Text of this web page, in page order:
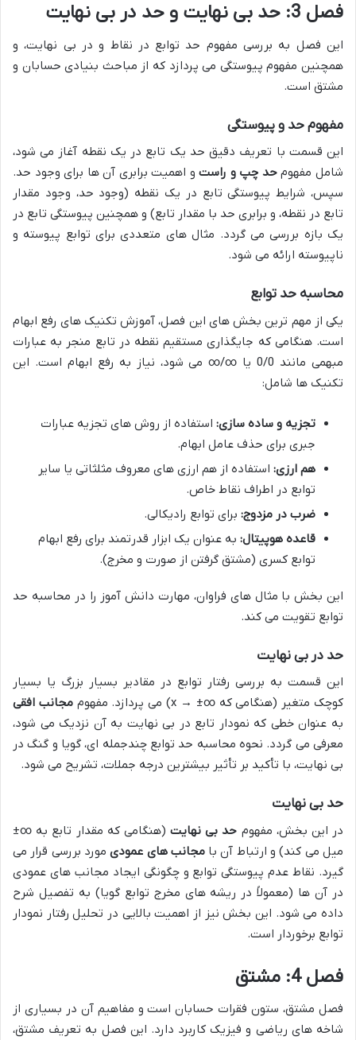
فصل 3: حد بی نهایت و حد در بی نهایت
این فصل به بررسی مفهوم حد توابع در نقاط و در بی نهایت، و
همچنین مفهوم پیوستگی می پردازد که از مباحث بنیادی حسابان و
مشتق است.
مفهوم حد و پیوستگی
این قسمت با تعریف دقیق حد یک تابع در یک نقطه آغاز می شود،
شامل مفهومحد چپ و راستو اهمیت برابری آن ها برای وجود حد.
سپس، شرایط پیوستگی تابع در یک نقطه (وجود حد، وجود مقدار
تابع در نقطه، و برابری حد با مقدار تابع) و همچنین پیوستگی تابع در
یک بازه بررسی می گردد. مثال های متعددی برای توابع پیوسته و
ناپیوسته ارائه می شود.
محاسبه حد توابع
یکی از مهم ترین بخش های این فصل، آموزش تکنیک های رفع ابهام
است. هنگامی که جایگذاری مستقیم نقطه در تابع منجر به عبارات
مبهمی مانند 0/0یا ∞/∞می شود، نیاز به رفع ابهام است. این
تکنیک ها شامل:
تجزیه و ساده سازی: استفاده از روش های تجزیه عبارات
جبری برای حذف عامل ابهام.
هم ارزی: استفاده از هم ارزی های معروف مثلثاتی یا سایر
توابع در اطراف نقاط خاص.
ضرب در مزدوج: برای توابع رادیکالی.
قاعده هوپیتال: به عنوان یک ابزار قدرتمند برای رفع ابهام
توابع کسری (مشتق گرفتن از صورت و مخرج).
این بخش با مثال های فراوان، مهارت دانش آموز را در محاسبه حد
توابع تقویت می کند.
حد در بی نهایت
این قسمت به بررسی رفتار توابع در مقادیر بسیار بزرگ یا بسیار
کوچک متغیر (هنگامی کهx → ±∞) می پردازد. مفهوممجانب افقی
به عنوان خطی که نمودار تابع در بی نهایت به آن نزدیک می شود،
معرفی می گردد. نحوه محاسبه حد توابع چندجمله ای، گویا و گنگ در
بی نهایت، با تأکید بر تأثیر بیشترین درجه جملات، تشریح می شود.
حد بی نهایت
در این بخش، مفهوم حد بی نهایت (هنگامی که مقدار تابع به ±∞
میل می کند) و ارتباط آن بامجانب های عمودیمورد بررسی قرار می
گیرد. نقاط عدم پیوستگی توابع و چگونگی ایجاد مجانب های عمودی
در آن ها (معمولاً در ریشه های مخرج توابع گویا) به تفصیل شرح
داده می شود. این بخش نیز از اهمیت بالایی در تحلیل رفتار نمودار
توابع برخوردار است.
فصل 4: مشتق
فصل مشتق، ستون فقرات حسابان است و مفاهیم آن در بسیاری از
شاخه های ریاضی و فیزیک کاربرد دارد. این فصل به تعریف مشتق،